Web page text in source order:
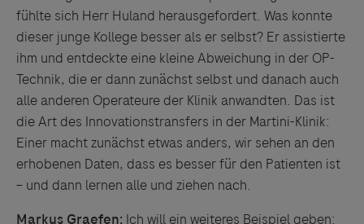
fühlte sich Herr Huland herausgefordert. Was konnte
dieser junge Kollege besser als er selbst? Er assistierte
ihm und entdeckte eine kleine Abweichung in der OP-
Technik, die er dann zunächst selbst und danach auch
alle anderen Operateure der Klinik anwandten. Das ist
die Art des Innovationstransfers in der Martini-Klinik:
Einer macht zunächst etwas anders, wir sehen an den
erhobenen Daten, dass es besser für den Patienten ist
– und dann lernen alle und ziehen nach.
Markus Graefen: Ich will ein weiteres Beispiel geben:
keine Meinung über den Inhalt von Websites Dritter und
lehnt ausdrücklich jegliche Verantwortung für
Drittinformationen und deren Verwendung ab.